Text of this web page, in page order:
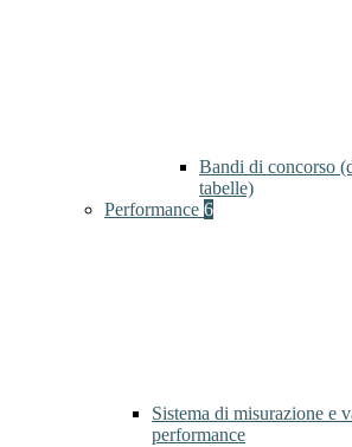
Bandi di concorso
tabelle)
Performance 6
Sistema di misurazione e
performance